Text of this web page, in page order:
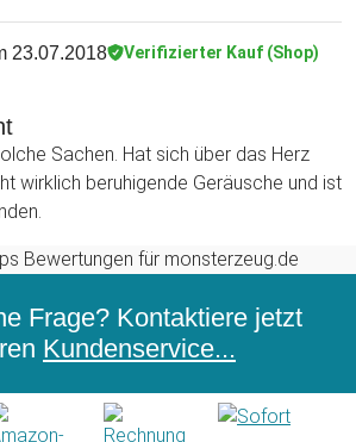
23.07.2018 Verifizierter Kauf (Shop)
Sachen. Hat sich über das Herz
wirklich beruhigende Geräusche und ist
Frage? Kontaktiere jetzt
Kundenservice...